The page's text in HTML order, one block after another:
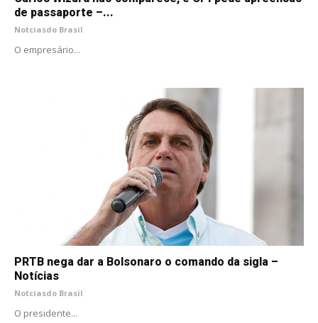
de passaporte –...
Notciasdo Brasil
O empresário...
PRTB nega dar a Bolsonaro o comando da sigla –
Notícias
Notciasdo Brasil
O presidente...